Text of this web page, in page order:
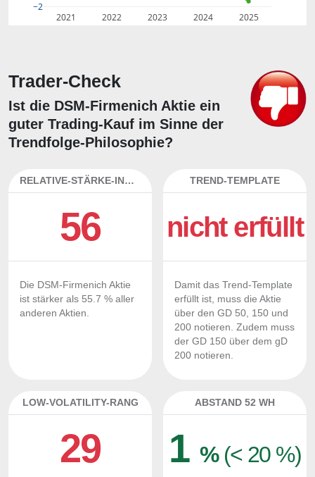
2021 2022 2023 2024 2025
−2
Trader-Check
Ist die DSM-Firmenich Aktie ein
guter Trading-Kauf im Sinne der
Trendfolge-Philosophie?
RELATIVE-STÄRKE-INDEX
56
Die DSM-Firmenich Aktie
ist stärker als 55.7 % aller
anderen Aktien.
TREND-TEMPLATE
nicht erfüllt
Damit das Trend-Template
erfüllt ist, muss die Aktie
über den GD 50, 150 und
200 notieren. Zudem muss
der GD 150 über dem gD
200 notieren.
LOW-VOLATILITY-RANG
29
ABSTAND 52 WH
1 % (< 20 %)